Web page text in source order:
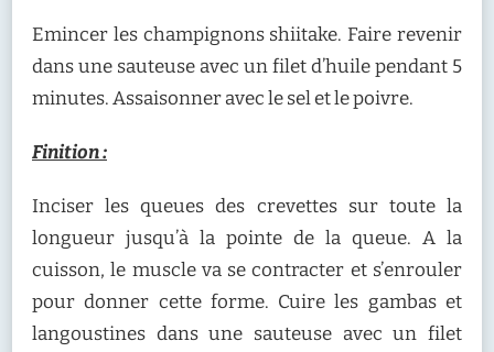
Emincer les champignons shiitake. Faire revenir
dans une sauteuse avec un filet d’huile pendant 5
minutes. Assaisonner avec le sel et le poivre.
Finition :
Inciser les queues des crevettes sur toute la
longueur jusqu’à la pointe de la queue. A la
cuisson, le muscle va se contracter et s’enrouler
pour donner cette forme. Cuire les gambas et
langoustines dans une sauteuse avec un filet